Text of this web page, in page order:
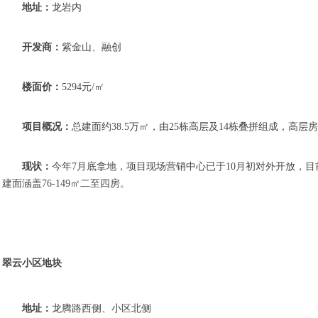
地址： 龙岩内
开发商： 紫金山、融创
楼面价： 5294元/㎡
项目概况： 总建面约38.5万㎡，由25栋高层及14栋叠拼组成，高层
现状： 今年7月底拿地，项目现场营销中心已于10月初对外开放，
建面涵盖76-149㎡二至四房。
翠云小区地块
地址： 龙腾路西侧、小区北侧